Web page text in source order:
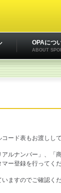
OPAにつ
ABOUT
ード表もお渡しして
ルナンバー」、「
ー登録を行ってくだ
ますのでご確認く